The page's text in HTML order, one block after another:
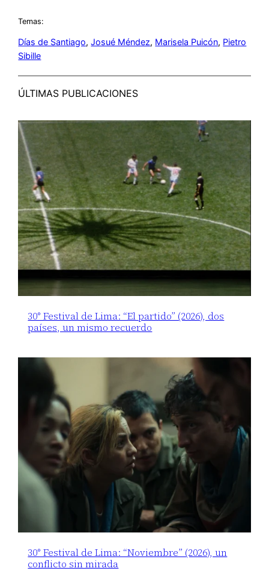
Temas:
Días de Santiago, Josué Méndez, Marisela Puicón, Pietro
Sibille
ÚLTIMAS PUBLICACIONES
30° Festival de Lima: “El partido” (2026), dos
países, un mismo recuerdo
30° Festival de Lima: “Noviembre” (2026), un
conflicto sin mirada